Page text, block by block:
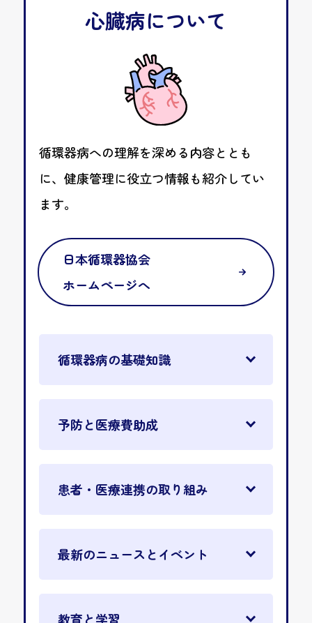
心臓病について
循環器病への理解を深める内容ととも
に、健康管理に役立つ情報も紹介してい
ます。
日本循環器協会
ホームページへ
循環器病の基礎知識
予防と医療費助成
患者・医療連携の取り組み
最新のニュースとイベント
教育と学習